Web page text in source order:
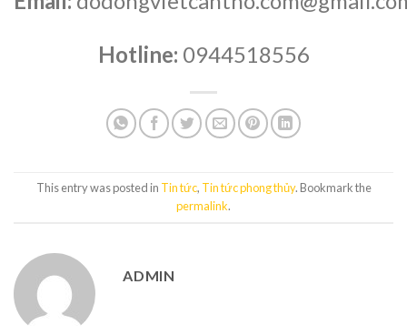
Hotline: 0944518556
This entry was posted in Tin tức, Tin tức phong thủy. Bookmark the
permalink.
ADMIN